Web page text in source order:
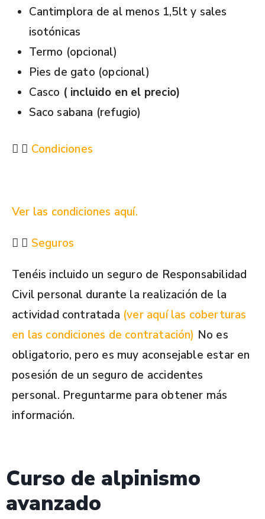
Cantimplora de al menos 1,5lt y sales
isotónicas
Termo (opcional)
Pies de gato (opcional)
Casco ( incluido en el precio)
Saco sabana (refugio)
Condiciones
Ver las condiciones aquí.
Seguros
Tenéis incluido un seguro de Responsabilidad
Civil personal durante la realización de la
actividad contratada (ver aquí las coberturas
en las condiciones de contratación) No es
obligatorio, pero es muy aconsejable estar en
posesión de un seguro de accidentes
personal. Preguntarme para obtener más
información.
Curso de alpinismo
avanzado